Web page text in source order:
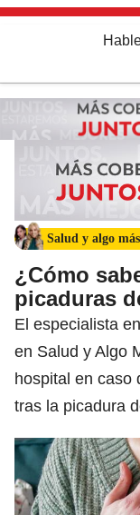
Salud y algo más
¿Cómo
picaduras
El especialista
en Salud y Algo
hospital en caso
tras la picadura